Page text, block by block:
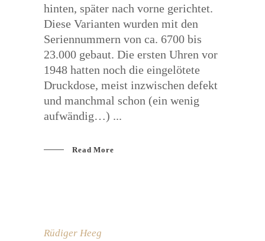
hinten, später nach vorne gerichtet.
Diese Varianten wurden mit den
Seriennummern von ca. 6700 bis
23.000 gebaut. Die ersten Uhren vor
1948 hatten noch die eingelötete
Druckdose, meist inzwischen defekt
und manchmal schon (ein wenig
aufwändig…)
Read More
Rüdiger Heeg